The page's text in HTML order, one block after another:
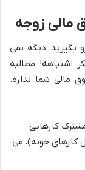
مالی زوجه
بگیرید، دیگه نمی
اشتباهه! مطالبه
مالی شما نداره.
کارهایی
کارهای خونه)، می